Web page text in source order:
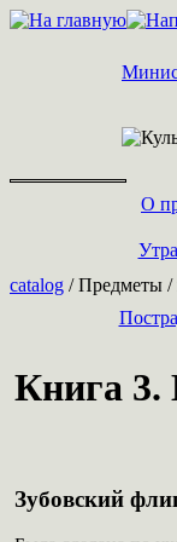
О
catalog / Предметы /
Книга 3.
Зубовский